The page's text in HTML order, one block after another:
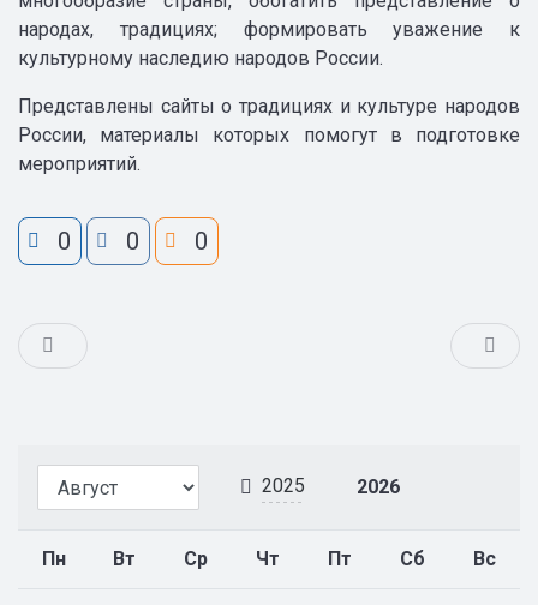
2025 2026
Пн Вт Ср Чт Пт Сб Вс
народах, традициях; формировать уважение к
культурному наследию народов России.
Представлены сайты о традициях и культуре народов
России, материалы которых помогут в подготовке
мероприятий.
0 0 0